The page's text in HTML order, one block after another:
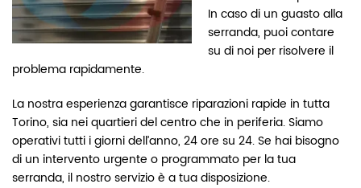
In caso di un guasto alla
serranda, puoi contare
su di noi per risolvere il
problema rapidamente.
La nostra esperienza garantisce riparazioni rapide in tutta
Torino, sia nei quartieri del centro che in periferia. Siamo
operativi tutti i giorni dell’anno, 24 ore su 24. Se hai bisogno
di un intervento urgente o programmato per la tua
serranda, il nostro servizio è a tua disposizione.